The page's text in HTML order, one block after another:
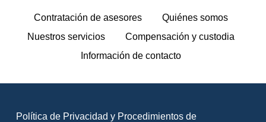
Contratación de asesores
Quiénes somos
Nuestros servicios
Compensación y custodia
Información de contacto
Política de Privacidad y Procedimientos de